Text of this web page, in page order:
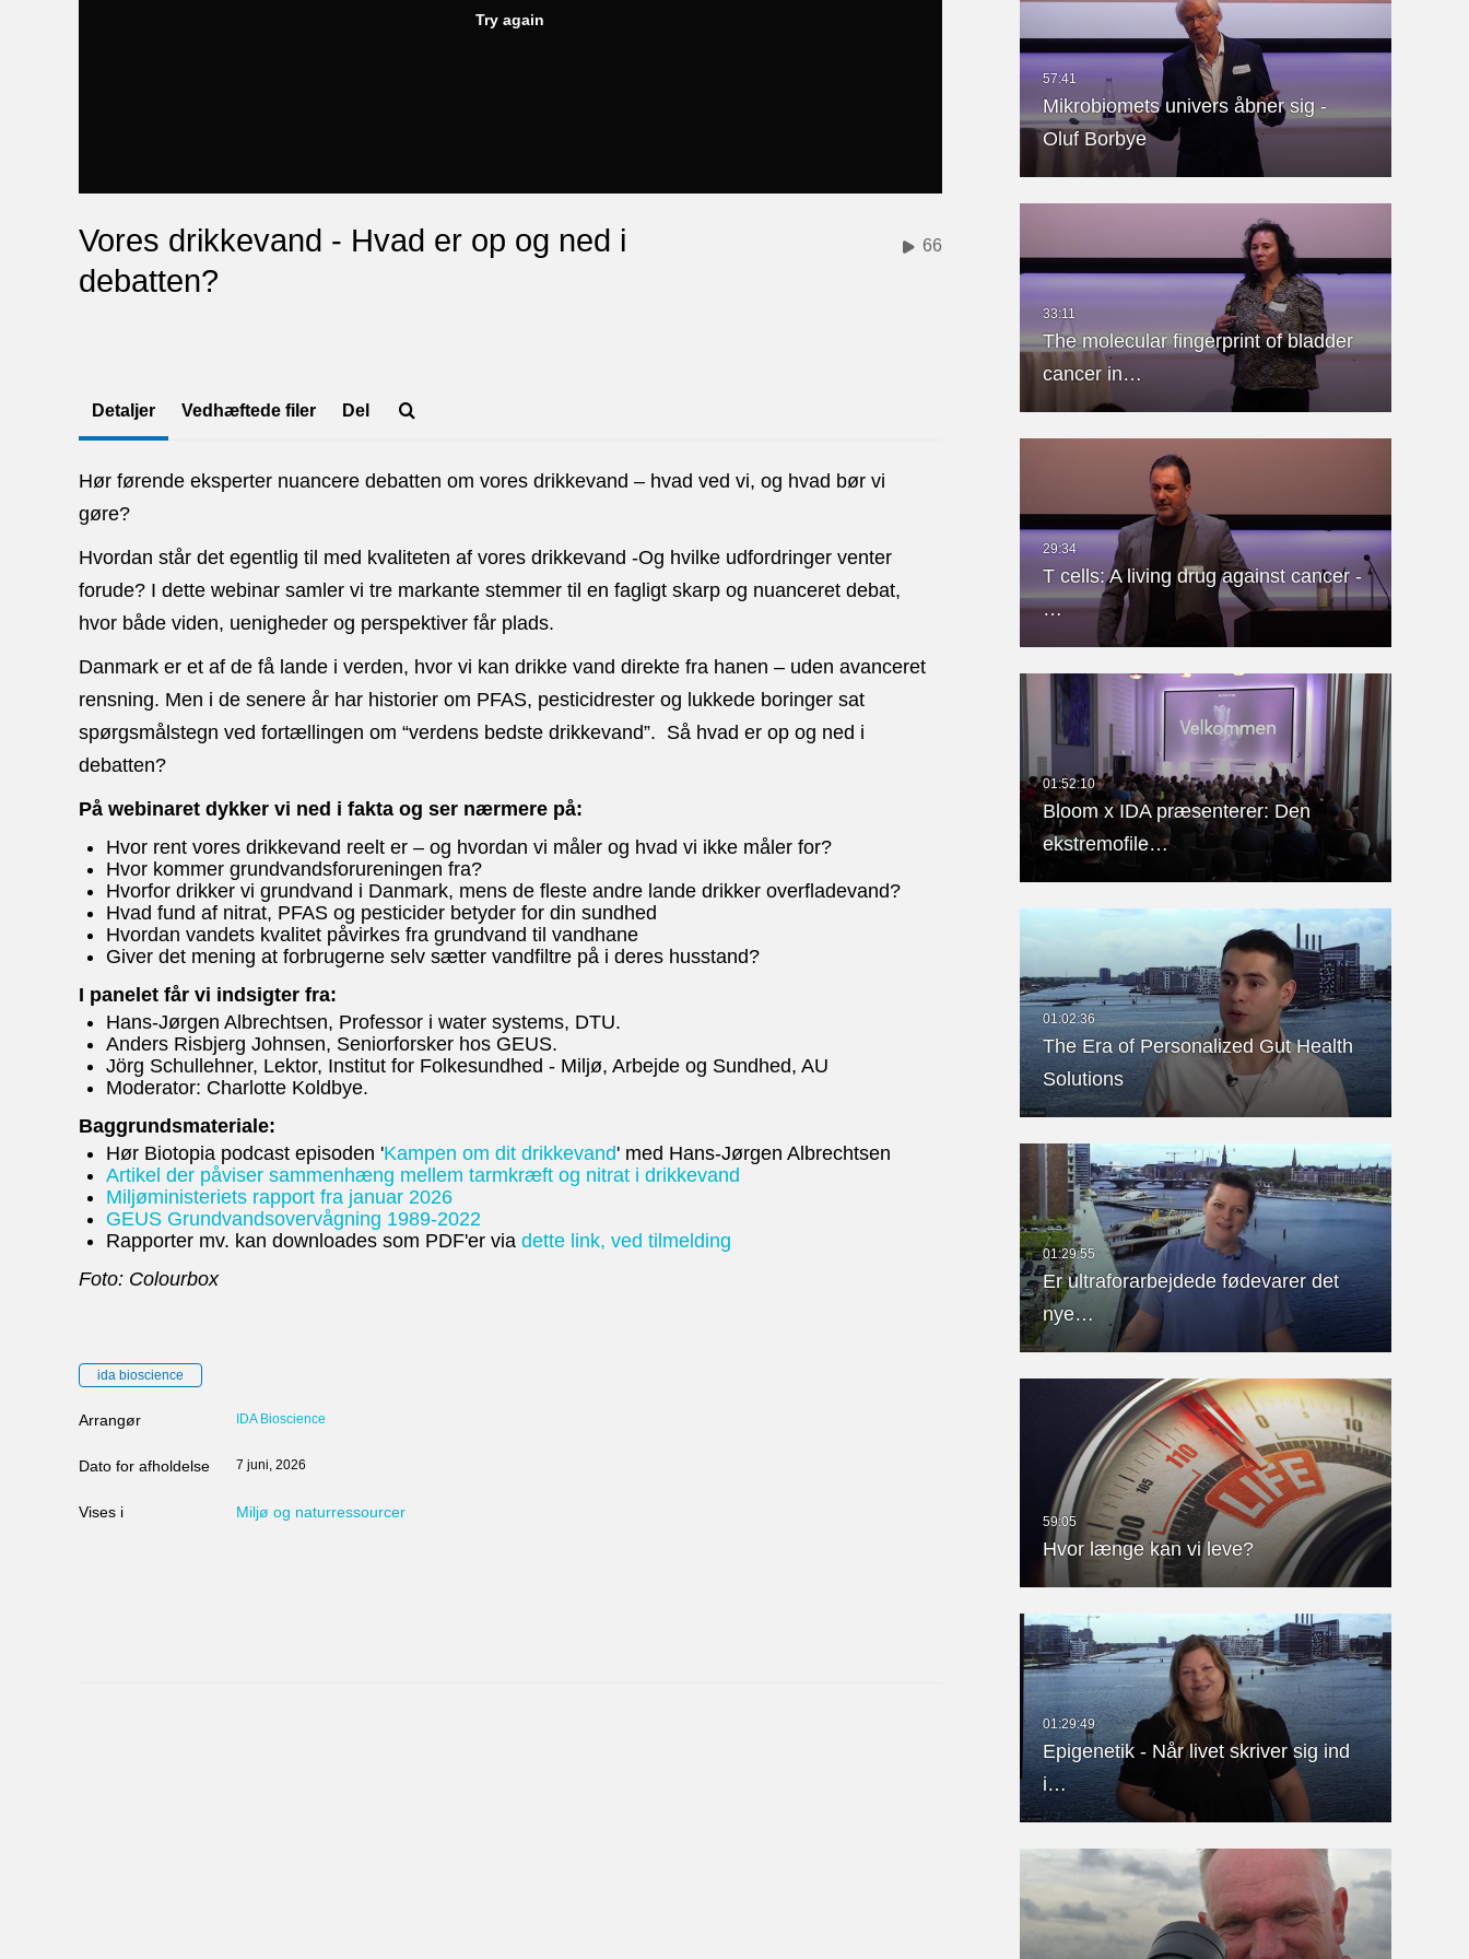
Try again
Vores drikkevand - Hvad er op og ned i
debatten?
66
Mikrobiomets univers åbner sig -
Oluf Borbye
The molecular fingerprint of bladder
cancer in…
T cells: A living drug against cancer -
…
Bloom x IDA præsenterer: Den
ekstremofile…
The Era of Personalized Gut Health
Solutions
Er ultraforarbejdede fødevarer det
nye…
Hvor længe kan vi leve?
Epigenetik - Når livet skriver sig ind
i…
Detaljer Vedhæftede filer Del
Hør førende eksperter nuancere debatten om vores drikkevand – hvad ved vi, og hvad bør vi
gøre?
Hvordan står det egentlig til med kvaliteten af vores drikkevand -Og hvilke udfordringer venter
forude? I dette webinar samler vi tre markante stemmer til en fagligt skarp og nuanceret debat,
hvor både viden, uenigheder og perspektiver får plads.
Danmark er et af de få lande i verden, hvor vi kan drikke vand direkte fra hanen – uden avanceret
rensning. Men i de senere år har historier om PFAS, pesticidrester og lukkede boringer sat
spørgsmålstegn ved fortællingen om “verdens bedste drikkevand”. Så hvad er op og ned i
debatten?
På webinaret dykker vi ned i fakta og ser nærmere på:
Hvor rent vores drikkevand reelt er – og hvordan vi måler og hvad vi ikke måler for?
Hvor kommer grundvandsforureningen fra?
Hvorfor drikker vi grundvand i Danmark, mens de fleste andre lande drikker overfladevand?
Hvad fund af nitrat, PFAS og pesticider betyder for din sundhed
Hvordan vandets kvalitet påvirkes fra grundvand til vandhane
Giver det mening at forbrugerne selv sætter vandfiltre på i deres husstand?
I panelet får vi indsigter fra:
Hans-Jørgen Albrechtsen, Professor i water systems, DTU.
Anders Risbjerg Johnsen, Seniorforsker hos GEUS.
Jörg Schullehner, Lektor, Institut for Folkesundhed - Miljø, Arbejde og Sundhed, AU
Moderator: Charlotte Koldbye.
Baggrundsmateriale:
Hør Biotopia podcast episoden 'Kampen om dit drikkevand' med Hans-Jørgen Albrechtsen
Artikel der påviser sammenhæng mellem tarmkræft og nitrat i drikkevand
Miljøministeriets rapport fra januar 2026
GEUS Grundvandsovervågning 1989-2022
Rapporter mv. kan downloades som PDF'er via dette link, ved tilmelding
Foto: Colourbox
ida bioscience
Arrangør IDA Bioscience
Dato for afholdelse 7 juni, 2026
Vises i Miljø og naturressourcer